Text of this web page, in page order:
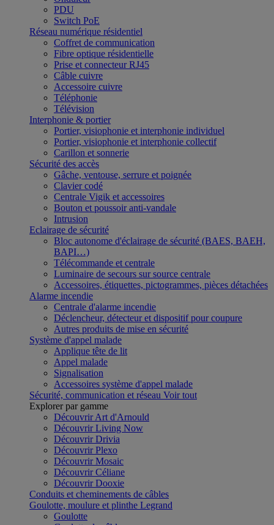
PDU
Switch PoE
Réseau numérique résidentiel
Coffret de communication
Fibre optique résidentielle
Prise et connecteur RJ45
Câble cuivre
Accessoire cuivre
Téléphonie
Télévision
Interphonie & portier
Portier, visiophonie et interphonie individuel
Portier, visiophonie et interphonie collectif
Carillon et sonnerie
Sécurité des accès
Gâche, ventouse, serrure et poignée
Clavier codé
Centrale Vigik et accessoires
Bouton et poussoir anti-vandale
Intrusion
Eclairage de sécurité
Bloc autonome d'éclairage de sécurité (BAES, BAEH,
BAPI…)
Télécommande et centrale
Luminaire de secours sur source centrale
Accessoires, étiquettes, pictogrammes, pièces détachées
Alarme incendie
Centrale d'alarme incendie
Déclencheur, détecteur et dispositif pour coupure
Autres produits de mise en sécurité
Système d'appel malade
Applique tête de lit
Appel malade
Signalisation
Accessoires système d'appel malade
Sécurité, communication et réseau Voir tout
Explorer par gamme
Découvrir Art d'Arnould
Découvrir Living Now
Découvrir Drivia
Découvrir Plexo
Découvrir Mosaic
Découvrir Céliane
Découvrir Dooxie
Conduits et cheminements de câbles
Goulotte, moulure et plinthe Legrand
Goulotte